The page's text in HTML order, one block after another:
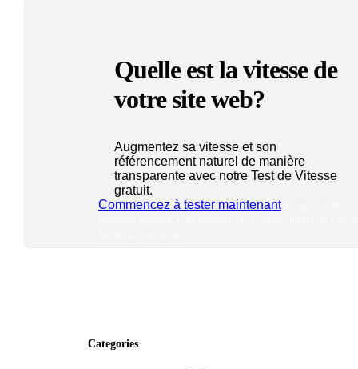
Quelle est la vitesse de
votre site web?
Augmentez sa vitesse et son
référencement naturel de manière
transparente avec notre Test de Vitesse
gratuit.
Commencez à tester maintenant*Aucune carte
Categories